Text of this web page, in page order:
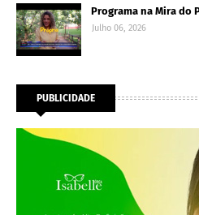
Programa na Mira do
Julho 06, 2026
PUBLICIDADE